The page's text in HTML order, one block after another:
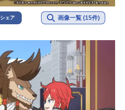
シェア 画像一覧 (15件)